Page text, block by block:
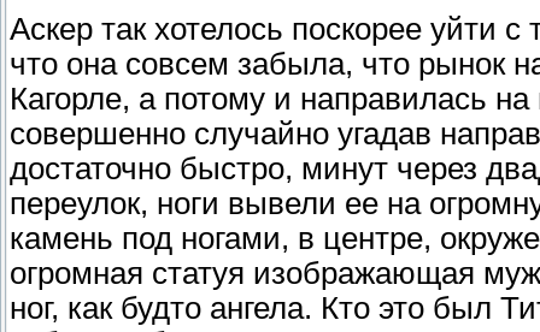
Аскер так хотелось поскорее уйти
что она совсем забыла, что рынок
Кагорле, а потому и направилась
совершенно случайно угадав
достаточно быстро, минут через
переулок, ноги вывели ее на
камень под ногами, в центре,
огромная статуя изображающая
ног, как будто ангела. Кто это был